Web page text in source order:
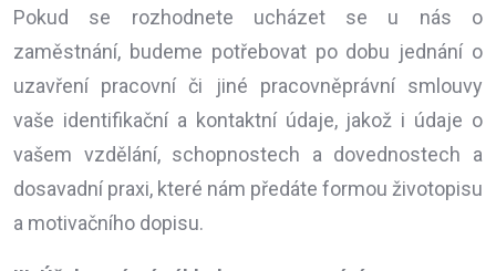
Pokud se rozhodnete ucházet se u nás o
zaměstnání, budeme potřebovat po dobu jednání o
uzavření pracovní či jiné pracovněprávní smlouvy
vaše identifikační a kontaktní údaje, jakož i údaje o
vašem vzdělání, schopnostech a dovednostech a
dosavadní praxi, které nám předáte formou životopisu
a motivačního dopisu.